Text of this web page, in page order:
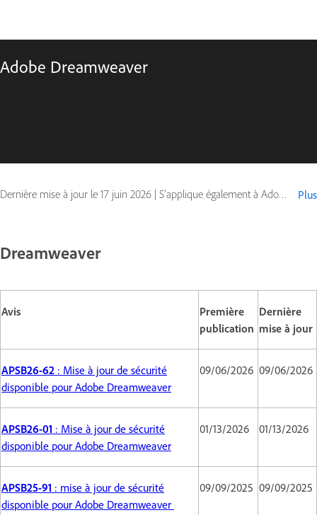
Adobe Dreamweaver
Dernière mise à jour le 17 juin 2026 | S’applique également à Adobe Dreamweaver Plus
Dreamweaver
Avis
Première
publication
Dernière
mise à jour
APSB26-62 : Mise à jour de sécurité
disponible pour Adobe Dreamweaver
09/06/2026 09/06/2026
APSB26-01 : Mise à jour de sécurité
disponible pour Adobe Dreamweaver
01/13/2026 01/13/2026
APSB25-91 : mise à jour de sécurité
disponible pour Adobe Dreamweaver
09/09/2025 09/09/2025